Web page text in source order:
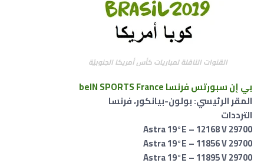
القنوات الناقلة لمباريات كأس أمريكا الجنوبيّة
بي إن سبورتس فرنسا beIN SPORTS France
المقر الرئيسي: بولون-بيانكور، فرنسا
الترددات
Astra 19°E – 12168 V 29700
Astra 19°E – 11856 V 29700
Astra 19°E – 11895 V 29700